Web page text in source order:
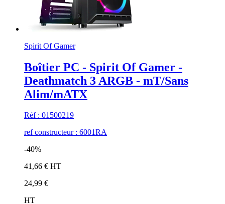
Spirit Of Gamer
Boîtier PC - Spirit Of Gamer -
Deathmatch 3 ARGB - mT/Sans
Alim/mATX
Réf : 01500219
ref constructeur : 6001RA
-40%
41,66 € HT
24,99 €
HT